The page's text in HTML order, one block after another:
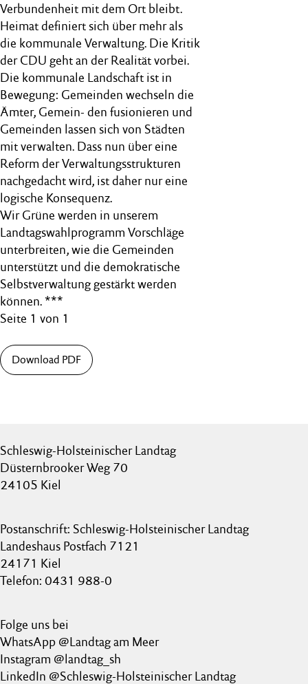
Verbundenheit mit dem Ort bleibt.
Heimat definiert sich über mehr als
die kommunale Verwaltung. Die Kritik
der CDU geht an der Realität vorbei.
Die kommunale Landschaft ist in
Bewegung: Gemeinden wechseln die
Ämter, Gemein- den fusionieren und
Gemeinden lassen sich von Städten
mit verwalten. Dass nun über eine
Reform der Verwaltungsstrukturen
nachgedacht wird, ist daher nur eine
logische Konsequenz.
Wir Grüne werden in unserem
Landtagswahlprogramm Vorschläge
unterbreiten, wie die Gemeinden
unterstützt und die demokratische
Selbstverwaltung gestärkt werden
können. ***
Seite 1 von 1
Download PDF
Schleswig-Holsteinischer Landtag
Düsternbrooker Weg 70
24105 Kiel
Postanschrift: Schleswig-Holsteinischer Landtag
Landeshaus Postfach 7121
24171 Kiel
Telefon: 0431 988-0
Folge uns bei
WhatsApp @Landtag am Meer
Instagram @landtag_sh
LinkedIn @Schleswig-Holsteinischer Landtag